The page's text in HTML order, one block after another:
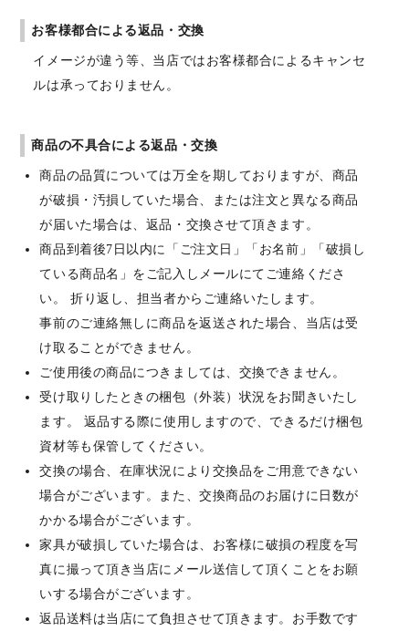
お客様都合による返品・交換
イメージが違う等、当店ではお客様都合によるキャンセ
ルは承っておりません。
商品の不具合による返品・交換
商品の品質については万全を期しておりますが、商品
が破損・汚損していた場合、または注文と異なる商品
が届いた場合は、返品・交換させて頂きます。
商品到着後7日以内に「ご注文日」「お名前」「破損し
ている商品名」をご記入しメールにてご連絡くださ
い。 折り返し、担当者からご連絡いたします。
事前のご連絡無しに商品を返送された場合、当店は受
け取ることができません。
ご使用後の商品につきましては、交換できません。
受け取りしたときの梱包（外装）状況をお聞きいたし
ます。 返品する際に使用しますので、できるだけ梱包
資材等も保管してください。
交換の場合、在庫状況により交換品をご用意できない
場合がございます。また、交換商品のお届けに日数が
かかる場合がございます。
家具が破損していた場合は、お客様に破損の程度を写
真に撮って頂き当店にメール送信して頂くことをお願
いする場合がございます。
返品送料は当店にて負担させて頂きます。お手数です